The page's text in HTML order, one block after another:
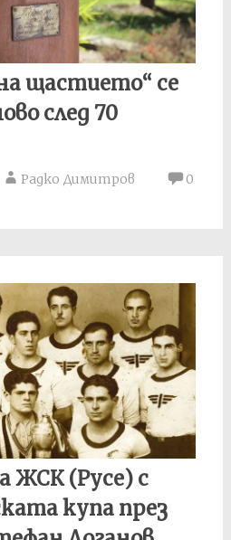
щастието“ се
след 70
Радко Димитров
0
ЖСК (Русе) с
купа през